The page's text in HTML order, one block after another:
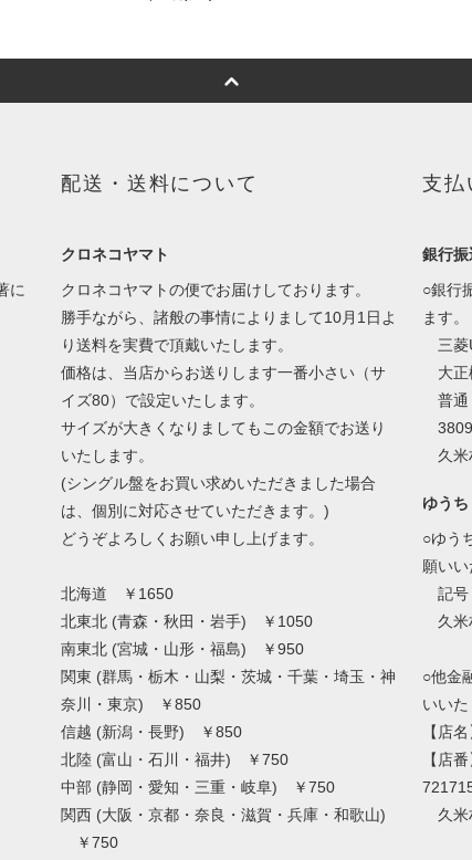
に
配送・送料について
クロネコヤマト
クロネコヤマトの便でお届けしております。
勝手ながら、諸般の事情によりまして10月1日よ
り送料を実費で頂戴いたします。
価格は、当店からお送りします一番小さい（サ
イズ80）で設定いたします。
サイズが大きくなりましてもこの金額でお送り
いたします。
(シングル盤をお買い求めいただきました場合
は、個別に対応させていただきます。)
どうぞよろしくお願い申し上げます。
北海道 ￥1650
北東北 (青森・秋田・岩手) ￥1050
南東北 (宮城・山形・福島) ￥950
関東 (群馬・栃木・山梨・茨城・千葉・埼玉・神
奈川・東京) ￥850
信越 (新潟・長野) ￥850
北陸 (富山・石川・福井) ￥750
中部 (静岡・愛知・三重・岐阜) ￥750
関西 (大阪・京都・奈良・滋賀・兵庫・和歌山)
￥750
支払
銀行振
○銀行
ます。
三菱
大正
普通
久米
ゆう
○ゆう
願いい
記号
久米
○他金
いいた
【店
【店
久米